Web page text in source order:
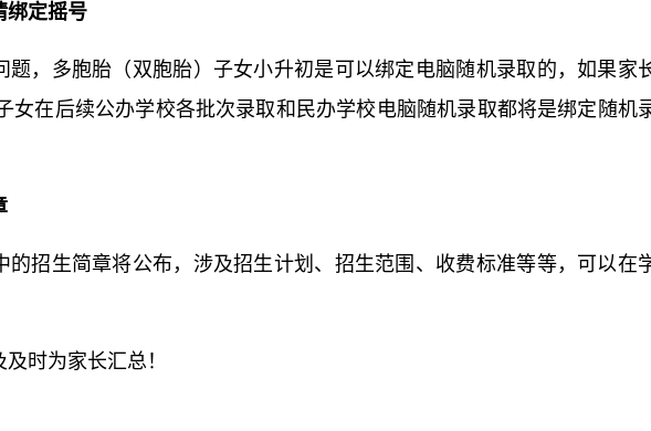
绑定摇号
题，多胞胎（双胞胎）子女小升初是可以绑定电脑随机录取的，如果家
女在后续公办学校各批次录取和民办学校电脑随机录取都将是绑定随机
的招生简章将公布，涉及招生计划、招生范围、收费标准等等，可以在
时为家长汇总！